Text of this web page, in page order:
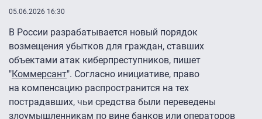
05.06.2026 16:30
В России разрабатывается новый порядок
возмещения убытков для граждан, ставших
объектами атак киберпреступников, пишет
"Коммерсант". Согласно инициативе, право
на компенсацию распространится на тех
пострадавших, чьи средства были переведены
злоумышленникам по вине банков или операторов